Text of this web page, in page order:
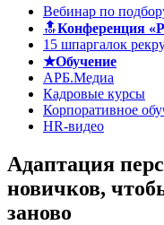
Вебинар по
🔝Конференция
15 шпаргалок
★Обучение
АРБ.Медиа
Кадровые курсы
Корпоративное
HR-видео
Адаптация
новичков,
заново